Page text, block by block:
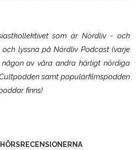
som ärNördliv- och
lyssna på Nördliv Podcast (varje
av våra andra härligt nördiga
samt populärfilmspodden
finns!